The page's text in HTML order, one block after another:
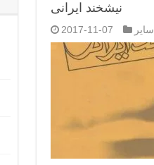
نیشخند ایرانی
2017-11-07 سایر